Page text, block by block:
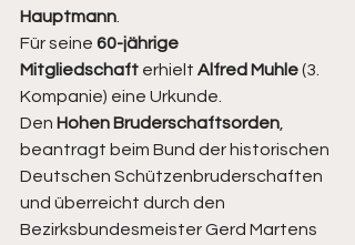
Hauptmann
Für seine 60-jährige
Mitgliedschaft erhielt Alfred Muhle (3.
Kompanie) eine Urkunde.
Den Hohen Bruderschaftsorden
beantragt beim Bund der historischen
Deutschen Schützenbruderschaften
und überreicht durch den
Bezirksbundesmeister Gerd Martens